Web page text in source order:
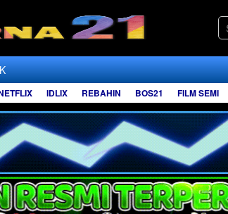
IDLIX REBAHIN BOS21 FILM SEMI